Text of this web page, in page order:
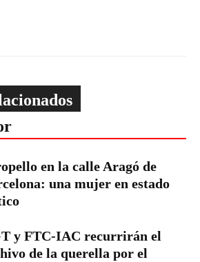
en la calle Aragó de
una mujer en estado
y FTC-IAC recurrirán el
de la querella por el